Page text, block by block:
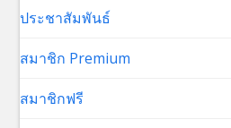
ประชาสัมพันธ์
สมาชิก Premium
สมาชิกฟรี